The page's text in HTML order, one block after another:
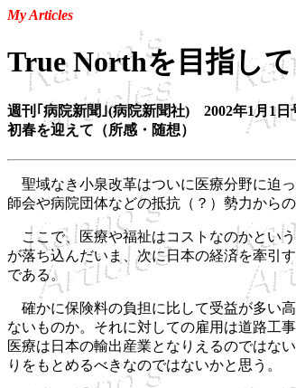
My Articles
True Northを目指して
週刊｢病院新聞｣(病院新聞社) 2002年1月1日
初春を迎えて（所感・随想）
聖域なき小泉改革はついに医療分野に迫
師会や病院団体などの抵抗（？）勢力から
ここで、医療や福祉はコストなのかとい
が落ち込んだいま、次に日本の経済を牽引
である。
確かに保険料の負担に比して受益が多い
ないものか。それに対しての雇用は道路工
医療は日本の輸出産業となりえるのではな
りをもとめるべきなのではないかと思う。